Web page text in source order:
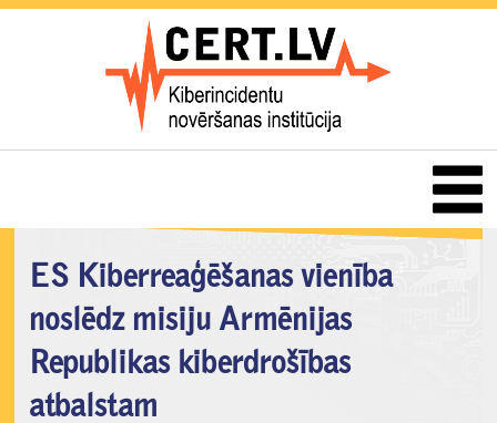
ES Kiberreaģēšanas vienība
noslēdz misiju Armēnijas
Republikas kiberdrošības
atbalstam